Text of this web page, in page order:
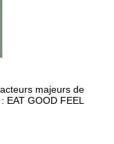
majeurs de
EAT GOOD FEEL